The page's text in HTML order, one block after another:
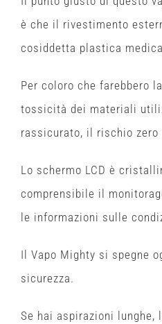
è che il rivestimento
cosiddetta plastica
Per coloro che farebbero
tossicità dei materiali
rassicurato, il rischio zero
Lo schermo LCD è
comprensibile il
le informazioni sulle
Il Vapo Mighty si spegne
sicurezza.
Se hai aspirazioni lunghe,